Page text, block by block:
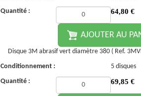
Quantité :
64,80 €
AJOUTER AU
Disque 3M abrasif vert diamètre 380 ( Ref.
Conditionnement :
5 disques
Quantité :
69,85 €